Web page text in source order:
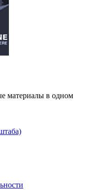
материалы в одном